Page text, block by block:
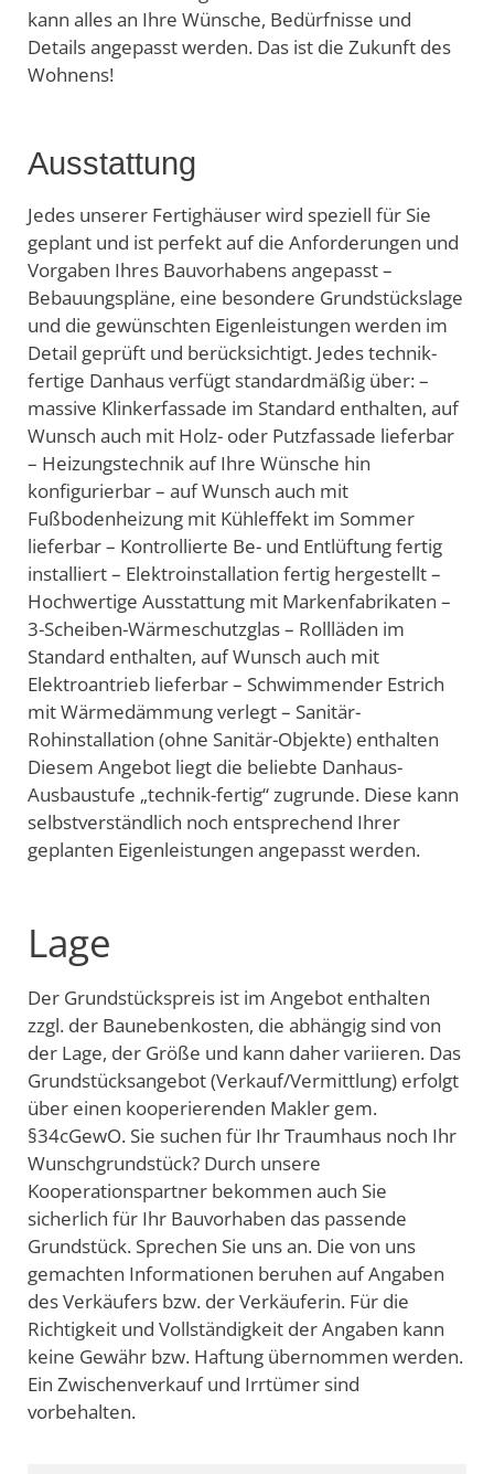
kann alles an Ihre Wünsche, Bedürfnisse und
Details angepasst werden. Das ist die Zukunft des
Wohnens!
Ausstattung
Jedes unserer Fertighäuser wird speziell für Sie
geplant und ist perfekt auf die Anforderungen und
Vorgaben Ihres Bauvorhabens angepasst –
Bebauungspläne, eine besondere Grundstückslage
und die gewünschten Eigenleistungen werden im
Detail geprüft und berücksichtigt. Jedes technik-
fertige Danhaus verfügt standardmäßig über: –
massive Klinkerfassade im Standard enthalten, auf
Wunsch auch mit Holz- oder Putzfassade lieferbar
– Heizungstechnik auf Ihre Wünsche hin
konfigurierbar – auf Wunsch auch mit
Fußbodenheizung mit Kühleffekt im Sommer
lieferbar – Kontrollierte Be- und Entlüftung fertig
installiert – Elektroinstallation fertig hergestellt –
Hochwertige Ausstattung mit Markenfabrikaten –
3-Scheiben-Wärmeschutzglas – Rollläden im
Standard enthalten, auf Wunsch auch mit
Elektroantrieb lieferbar – Schwimmender Estrich
mit Wärmedämmung verlegt – Sanitär-
Rohinstallation (ohne Sanitär-Objekte) enthalten
Diesem Angebot liegt die beliebte Danhaus-
Ausbaustufe „technik-fertig“ zugrunde. Diese kann
selbstverständlich noch entsprechend Ihrer
geplanten Eigenleistungen angepasst werden.
Lage
Der Grundstückspreis ist im Angebot enthalten
zzgl. der Baunebenkosten, die abhängig sind von
der Lage, der Größe und kann daher variieren. Das
Grundstücksangebot (Verkauf/Vermittlung) erfolgt
über einen kooperierenden Makler gem.
§34cGewO. Sie suchen für Ihr Traumhaus noch Ihr
Wunschgrundstück? Durch unsere
Kooperationspartner bekommen auch Sie
sicherlich für Ihr Bauvorhaben das passende
Grundstück. Sprechen Sie uns an. Die von uns
gemachten Informationen beruhen auf Angaben
des Verkäufers bzw. der Verkäuferin. Für die
Richtigkeit und Vollständigkeit der Angaben kann
keine Gewähr bzw. Haftung übernommen werden.
Ein Zwischenverkauf und Irrtümer sind
vorbehalten.